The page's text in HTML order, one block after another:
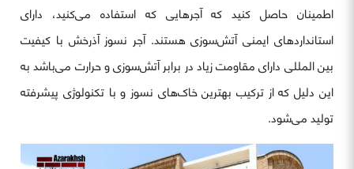
اطمینان حاصل کنید که آجرهایی که استفاده می‌کنید، دارای
استانداردهای ایمنی آتش‌سوزی هستند. آجر نسوز آذرخش با کیفیت
بین المللی دارای مقاومت زیاد در برابر آتش‌سوزی و حرارت می‌باشد به
این دلیل که از ترکیب بهترین خاک‌های نسوز و با تکنولوژی پیشرفته
تولید می‌شود.